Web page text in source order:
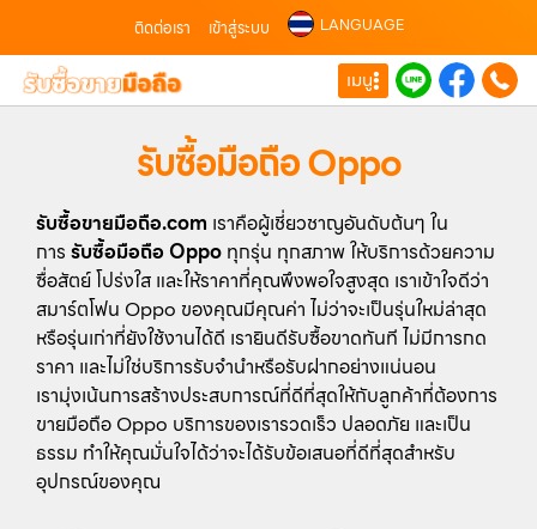
ติดต่อเรา เข้าสู่ระบบ LANGUAGE
เมนู
รับซื้อมือถือ Oppo
รับซื้อขายมือถือ.com เราคือผู้เชี่ยวชาญอันดับต้นๆ ใน
การ รับซื้อมือถือ Oppo ทุกรุ่น ทุกสภาพ ให้บริการด้วยความ
ซื่อสัตย์ โปร่งใส และให้ราคาที่คุณพึงพอใจสูงสุด เราเข้าใจดีว่า
สมาร์ตโฟน Oppo ของคุณมีคุณค่า ไม่ว่าจะเป็นรุ่นใหม่ล่าสุด
หรือรุ่นเก่าที่ยังใช้งานได้ดี เรายินดีรับซื้อขาดทันที ไม่มีการกด
ราคา และไม่ใช่บริการรับจำนำหรือรับฝากอย่างแน่นอน
เรามุ่งเน้นการสร้างประสบการณ์ที่ดีที่สุดให้กับลูกค้าที่ต้องการ
ขายมือถือ Oppo บริการของเรารวดเร็ว ปลอดภัย และเป็น
ธรรม ทำให้คุณมั่นใจได้ว่าจะได้รับข้อเสนอที่ดีที่สุดสำหรับ
อุปกรณ์ของคุณ